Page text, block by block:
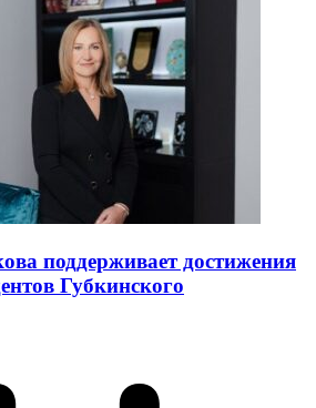
поддерживает достижения
Губкинского